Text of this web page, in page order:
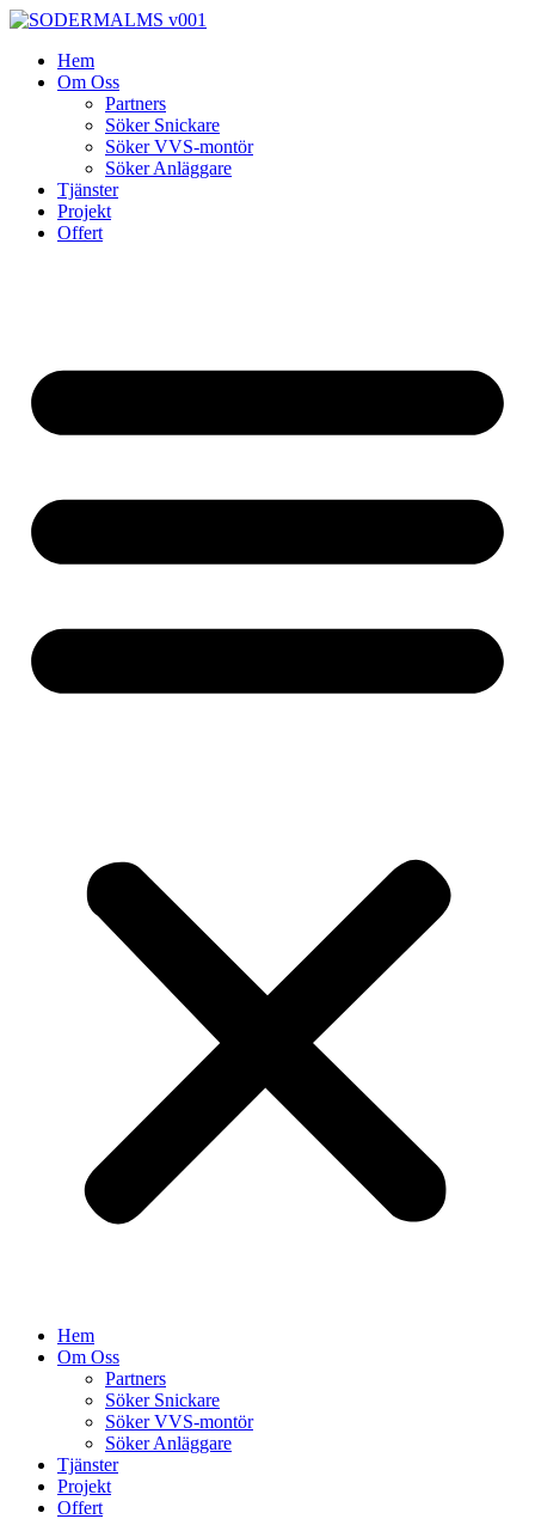
Skip
contentHem
Om Oss
Partners
Söker Snickare
Söker VVS-montör
Söker Anläggare
Tjänster
Projekt
Offert
Hem
Om Oss
Partners
Söker Snickare
Söker VVS-montör
Söker Anläggare
Tjänster
Projekt
Offert